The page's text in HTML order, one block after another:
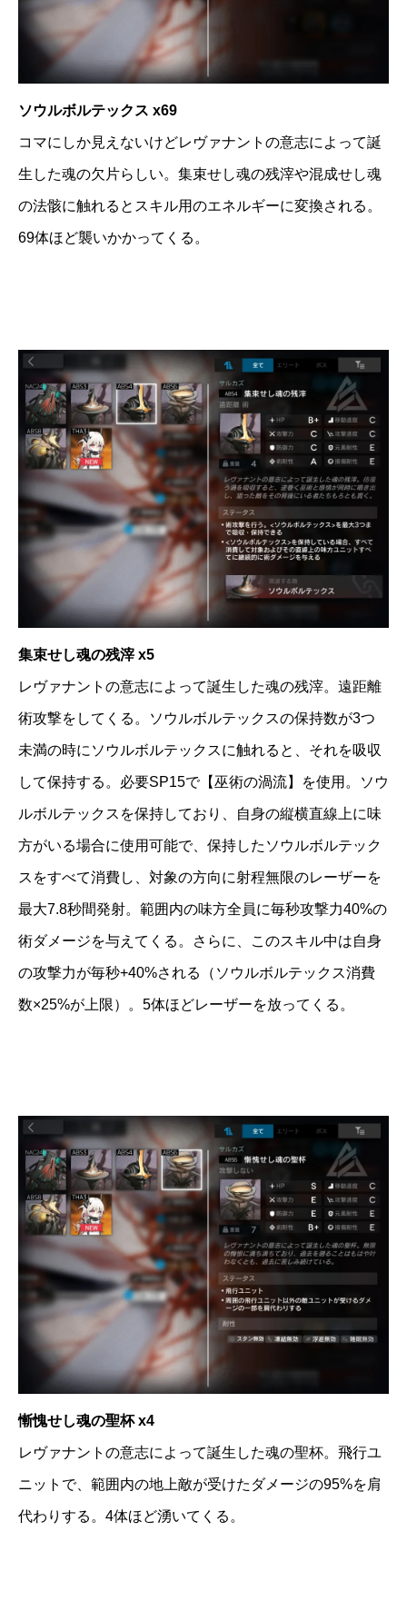
ソウルボルテックス x69
コマにしか見えないけどレヴァナントの意志によって誕
生した魂の欠片らしい。集束せし魂の残滓や混成せし魂
の法骸に触れるとスキル用のエネルギーに変換される。
69体ほど襲いかかってくる。
集束せし魂の残滓 x5
レヴァナントの意志によって誕生した魂の残滓。遠距離
術攻撃をしてくる。ソウルボルテックスの保持数が3つ
未満の時にソウルボルテックスに触れると、それを吸収
して保持する。必要SP15で【巫術の渦流】を使用。ソウ
ルボルテックスを保持しており、自身の縦横直線上に味
方がいる場合に使用可能で、保持したソウルボルテック
スをすべて消費し、対象の方向に射程無限のレーザーを
最大7.8秒間発射。範囲内の味方全員に毎秒攻撃力40%の
術ダメージを与えてくる。さらに、このスキル中は自身
の攻撃力が毎秒+40%される（ソウルボルテックス消費
数×25%が上限）。5体ほどレーザーを放ってくる。
慚愧せし魂の聖杯 x4
レヴァナントの意志によって誕生した魂の聖杯。飛行ユ
ニットで、範囲内の地上敵が受けたダメージの95%を肩
代わりする。4体ほど湧いてくる。